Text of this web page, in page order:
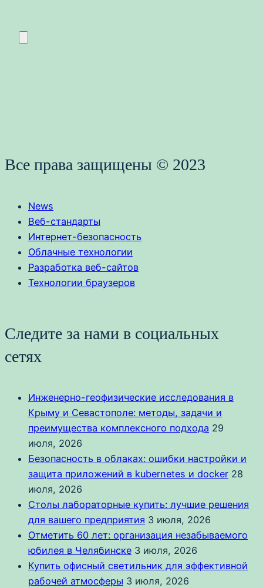
Все права защищены © 2023
News
Веб-стандарты
Интернет-безопасность
Облачные технологии
Разработка веб-сайтов
Технологии браузеров
Следите за нами в социальных
сетях
Инженерно-геофизические исследования в
Крыму и Севастополе: методы, задачи и
преимущества комплексного подхода 29
июля, 2026
Безопасность в облаках: ошибки настройки и
защита приложений в kubernetes и docker 28
июля, 2026
Столы лабораторные купить: лучшие решения
для вашего предприятия 3 июля, 2026
Отметить 60 лет: организация незабываемого
юбилея в Челябинске 3 июля, 2026
Купить офисный светильник для эффективной
рабочей атмосферы 3 июля, 2026